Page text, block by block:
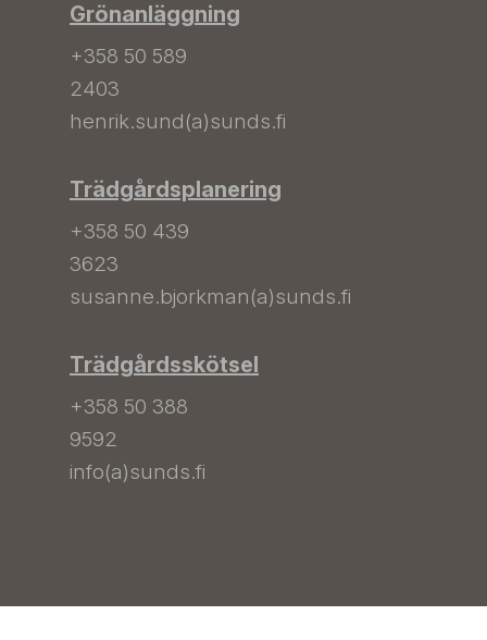
Grönanläggning
+358 50 589
2403
henrik.sund(a)sunds.fi
Trädgårdsplanering
+358 50 439
3623
susanne.bjorkman(a)sunds.fi
Trädgårdsskötsel
+358 50 388
9592
info(a)sunds.fi